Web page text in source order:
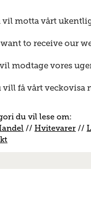
vil motta vårt
to receive our
modtage vores
få vårt veckovisa
du vil lese om:
//Hvitevarer //